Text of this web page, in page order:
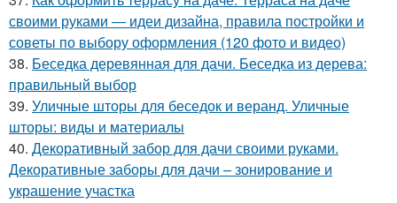
своими руками — идеи дизайна, правила постройки и
советы по выбору оформления (120 фото и видео)
38. Беседка деревянная для дачи. Беседка из дерева:
правильный выбор
39. Уличные шторы для беседок и веранд. Уличные
шторы: виды и материалы
40. Декоративный забор для дачи своими руками.
Декоративные заборы для дачи – зонирование и
украшение участка